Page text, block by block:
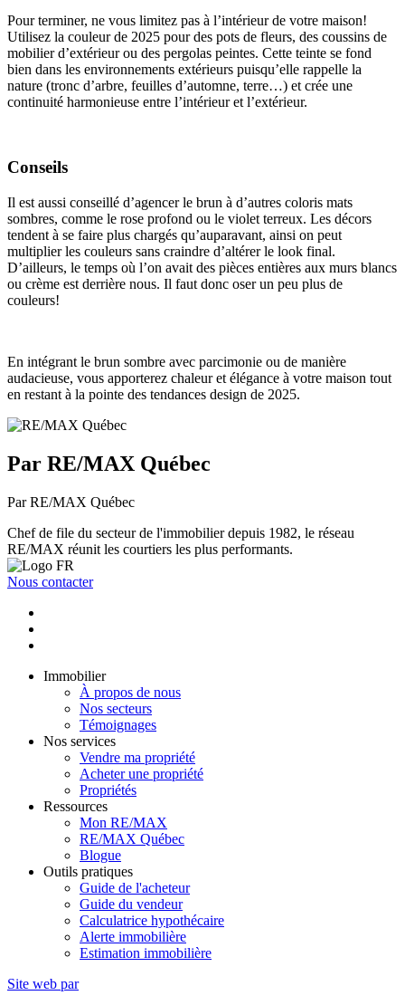
Pour terminer, ne vous limitez pas à l’intérieur de votre maison!
Utilisez la couleur de 2025 pour des pots de fleurs, des coussins de
mobilier d’extérieur ou des pergolas peintes. Cette teinte se fond
bien dans les environnements extérieurs puisqu’elle rappelle la
nature (tronc d’arbre, feuilles d’automne, terre…) et crée une
continuité harmonieuse entre l’intérieur et l’extérieur.
Conseils
Il est aussi conseillé d’agencer le brun à d’autres coloris mats
sombres, comme le rose profond ou le violet terreux. Les décors
tendent à se faire plus chargés qu’auparavant, ainsi on peut
multiplier les couleurs sans craindre d’altérer le look final.
D’ailleurs, le temps où l’on avait des pièces entières aux murs blancs
ou crème est derrière nous. Il faut donc oser un peu plus de
couleurs!
En intégrant le brun sombre avec parcimonie ou de manière
audacieuse, vous apporterez chaleur et élégance à votre maison tout
en restant à la pointe des tendances design de 2025.
Par RE/MAX Québec
Par RE/MAX Québec
Chef de file du secteur de l'immobilier depuis 1982, le réseau
RE/MAX réunit les courtiers les plus performants.
Nous contacter
Immobilier
À propos de nous
Nos secteurs
Témoignages
Nos services
Vendre ma propriété
Acheter une propriété
Propriétés
Ressources
Mon RE/MAX
RE/MAX Québec
Blogue
Outils pratiques
Guide de l'acheteur
Guide du vendeur
Calculatrice hypothécaire
Alerte immobilière
Estimation immobilière
Site web par